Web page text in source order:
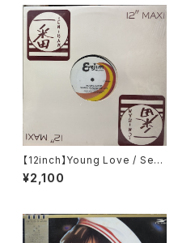
【12inch】Young Love / Sexu
al Healing Rap
¥2,100